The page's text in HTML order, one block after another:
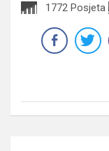
1772 Posjeta